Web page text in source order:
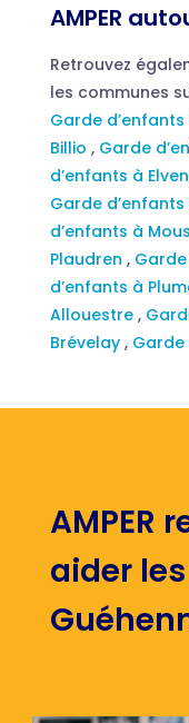
AMPER
Retrouvez
les communes
Garde
Billio , Garde
d’enfants à Elven
Garde
d’enfants à
Plaudren ,
d’enfants à
Allouestre ,
Brévelay , Garde
AMPER
aider